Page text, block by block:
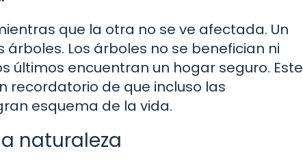
que la otra no se ve afectada. Un
Los árboles no se benefician ni
últimos encuentran un hogar seguro. Este
recordatorio de que incluso las
esquema de la vida.
naturaleza